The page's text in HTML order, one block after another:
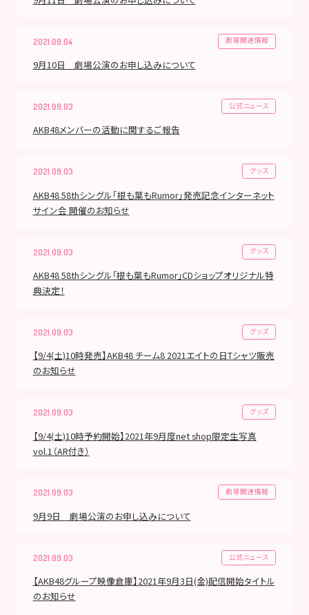
2021.09.04 劇場関連情報
9月10日 劇場公演のお申し込みについて
2021.09.03 公式ニュース
AKB48メンバーの活動に関するご報告
2021.09.03 グッズ
AKB48 58thシングル「根も葉もRumor」発売記念インターネット
サイン会 開催のお知らせ
2021.09.03 グッズ
AKB48 58thシングル｢根も葉もRumor｣CDショップオリジナル特
典決定！
2021.09.03 グッズ
【9/4(土)10時発売】AKB48 チーム8 2021エイトの日Tシャツ販売
のお知らせ
2021.09.03 グッズ
【9/4(土)10時予約開始】2021年9月度net shop限定生写真
vol.1（AR付き）
2021.09.03 劇場関連情報
9月9日 劇場公演のお申し込みについて
2021.09.03 公式ニュース
【AKB48グループ映像倉庫】2021年9月3日(金)配信開始タイトル
のお知らせ